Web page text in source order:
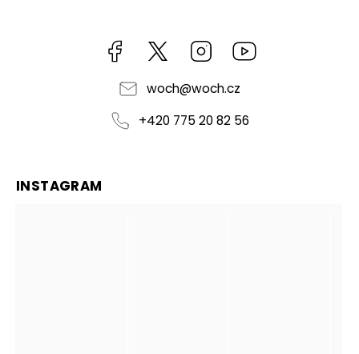
Facebook https://twitter.com/worldofchilli
Instagram
woch@woch.cz
+420 775 20 82 56
INSTAGRAM